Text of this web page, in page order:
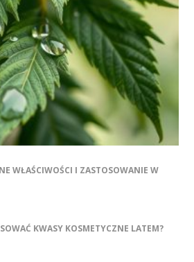
WŁAŚCIWOŚCI I ZASTOSOWANIE W